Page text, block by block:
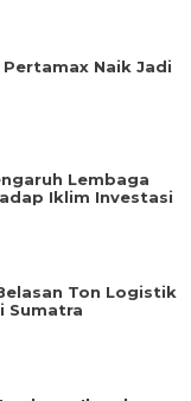
Pertamax Naik Jadi
Lembaga
Iklim Investasi
Ton Logistik
Sumatra